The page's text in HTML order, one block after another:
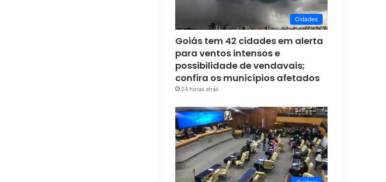
Cidades
Goiás tem 42 cidades em alerta
para ventos intensos e
possibilidade de vendavais;
confira os municípios afetados
24 horas atrás